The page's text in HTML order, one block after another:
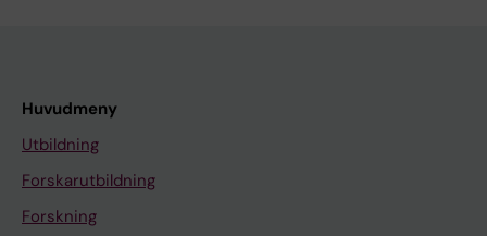
Huvudmeny
Utbildning
Forskarutbildning
Forskning